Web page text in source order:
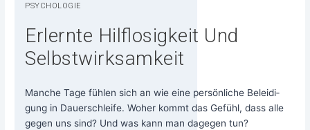
PSY­CHO­LO­GIE
Erlernte Hilflosigkeit Und
Selbstwirksamkeit
Man­che Tage füh­len sich an wie eine per­sön­li­che Belei­di­
gung in Dau­er­schlei­fe. Woher kommt das Gefühl, dass alle
gegen uns sind? Und was kann man dage­gen tun?